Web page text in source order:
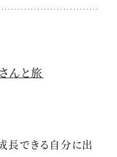
んと旅
長できる自分に出